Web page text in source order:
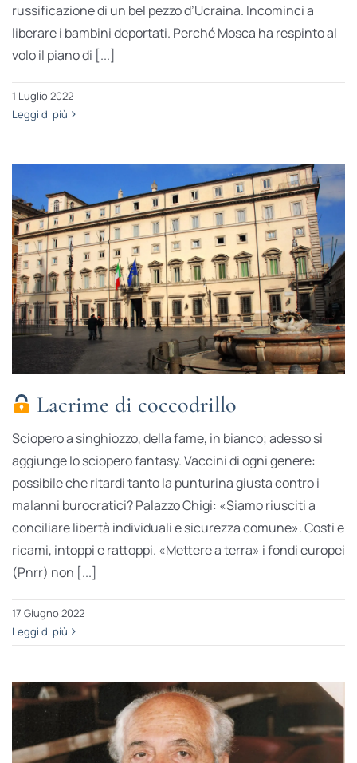
russificazione di un bel pezzo d’Ucraina. Incominci a
liberare i bambini deportati. Perché Mosca ha respinto al
volo il piano di [...]
1 Luglio 2022
Leggi di più
Lacrime di coccodrillo
Sciopero a singhiozzo, della fame, in bianco; adesso si
aggiunge lo sciopero fantasy. Vaccini di ogni genere:
possibile che ritardi tanto la punturina giusta contro i
malanni burocratici? Palazzo Chigi: «Siamo riusciti a
conciliare libertà individuali e sicurezza comune». Costi e
ricami, intoppi e rattoppi. «Mettere a terra» i fondi europei
(Pnrr) non [...]
17 Giugno 2022
Leggi di più